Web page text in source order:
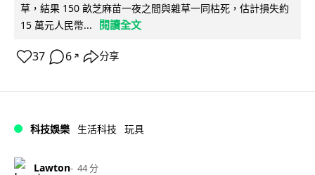
草，結果 150 畝芝麻苗一夜之間與雜草一同枯死，估計損失約
15 萬元人民幣...
閱讀全文
37 6 ↗ 分享
科技娛樂 生活科技 玩具
Lawton 44 分